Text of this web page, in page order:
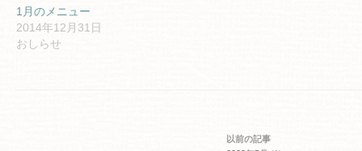
ド
ウ
で
開
き
さ
い
(新
1月のメニュー
2014年12月31日
おしらせ
以前の記事